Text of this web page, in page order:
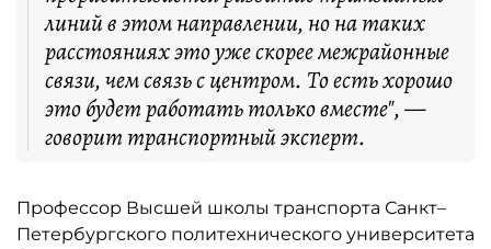
линий в этом направлении, но на таких
расстояниях это уже скорее межрайонные
связи, чем связь с центром. То есть хорошо
это будет работать только вместе", —
говорит транспортный эксперт.
Профессор Высшей школы транспорта Санкт–
Петербургского политехнического университета